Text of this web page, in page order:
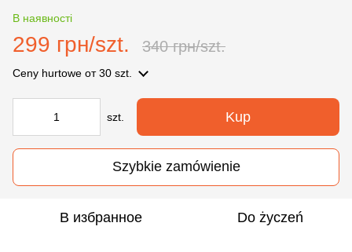
В наявності
299 грн/szt. 340 грн/szt.
Ceny hurtowe от 30 szt.
szt. Kup
Szybkie zamówienie
В избранное Do życzeń